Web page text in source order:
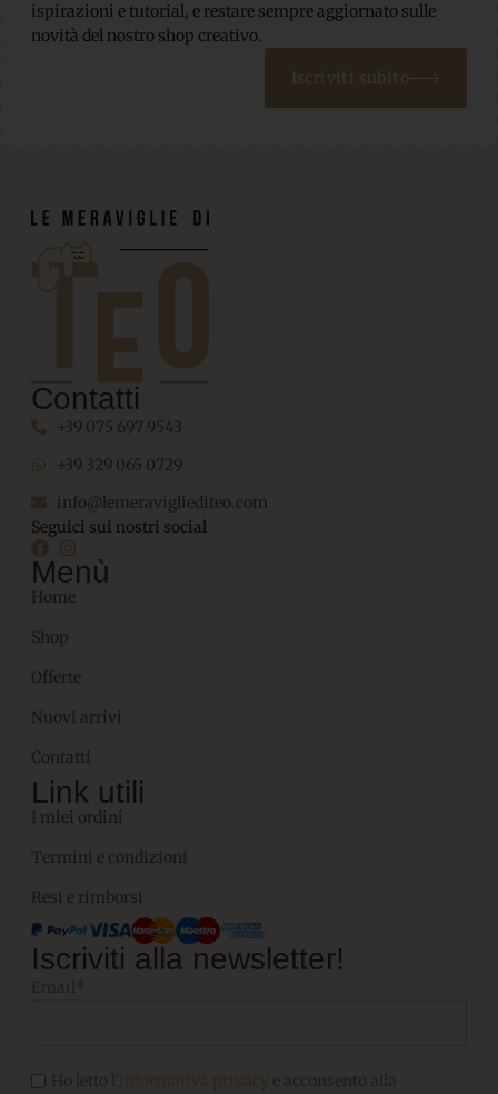
ispirazioni e tutorial, e restare sempre aggiornato sulle
novità del nostro shop creativo.
Iscriviti subito
Contatti
+39 075 697 9543
+39 329 065 0729
info@lemeravigliediteo.com
Seguici sui nostri social
Menù
Home
Shop
Offerte
Nuovi arrivi
Contatti
Link utili
I miei ordini
Termini e condizioni
Resi e rimborsi
Iscriviti alla newsletter!